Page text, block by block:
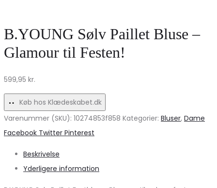
Kaki
på
MdcSabrina
85137-
–
Celeste230
Tilbud
B.YOUNG Sølv Paillet Bluse –
Glamour til Festen!
599,95 kr.
Køb hos Klædeskabet.dk
Varenummer (SKU): 10274853f858 Kategorier: Bluser, Dame
Share
Facebook Twitter Pinterest
Beskrivelse
Yderligere information